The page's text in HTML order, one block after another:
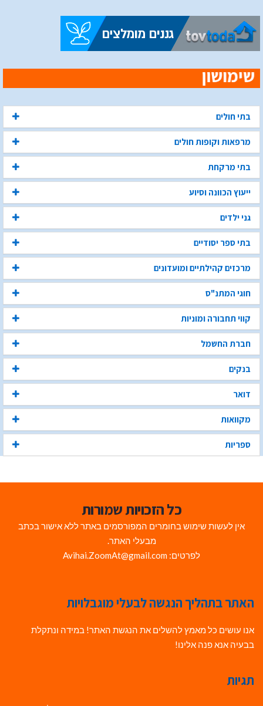
בתי חולים
מרפאות וקופות חולים
בתי מרקחת
ייעוץ הכוונה וסיוע
גני ילדים
בתי ספר יסודיים
מרכזים קהילתיים ומועדונים
חוגי המתנ"ס
קווי תחבורה ומוניות
חברת החשמל
בנקים
דואר
מקוואות
ספריות
כל הזכויות שמורות
אין לעשות שימוש בחומרים המפורסמים באתר ללא אישור בכתב
מבעלי האתר.
לפרטים: Avihai.ZoomAt@gmail.com
האתר בתהליך הנגשה לבעלי מוגבלויות
אנו עושים כל מאמץ להשלים את הנגשת האתר! במידה ונתקלת
בבעיה אנא פנה אלינו!
תגיות